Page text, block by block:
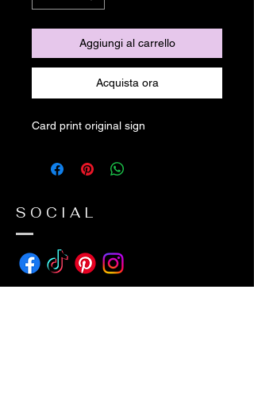
Aggiungi al carrello
Acquista ora
Card print original sign
SOCIAL